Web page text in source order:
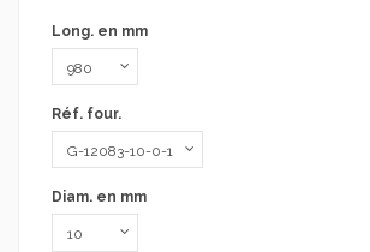
Long. en mm
Réf. four.
Diam. en mm